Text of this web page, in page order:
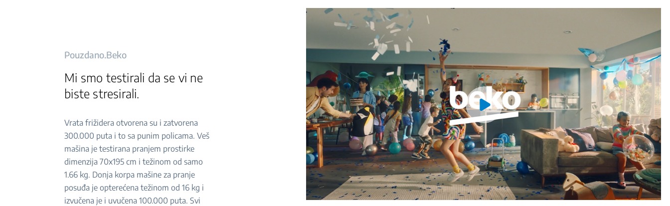
Pouzdano.Beko
Mi smo testirali da se vi ne
biste stresirali.
Vrata frižidera otvorena su i zatvorena
300.000 puta i to sa punim policama. Veš
mašina je testirana pranjem prostirke
dimenzija 70x195 cm i težinom od samo
1.66 kg. Donja korpa mašine za pranje
posuđa je opterećena težinom od 16 kg i
izvučena je i uvučena 100.000 puta. Svi